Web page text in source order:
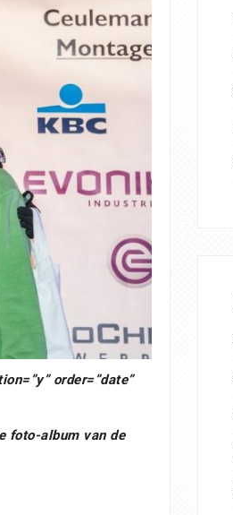
order=”date”
foto-album van de